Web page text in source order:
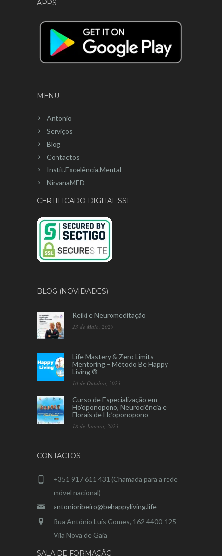
APPS
MENU
Antonio
Serviços
Blog
Contactos
Instit.Excelência.Mental
NirvanaMED
CERTIFICADO DIGITAL SSL
BLOG (NOVIDADES)
Reiki e Neuromeditação
23 de Maio, 2025
Life Mastery & Zero Limits
Mentoring – Método Be Happy
Living ®
10 de Outubro, 2023
Curso de Especialização em
Ho’oponopono, Neurociência e
Florais de Ho’oponopono
18 de Janeiro, 2023
CONTACTOS
+351 917 611 431 (Chamada para a rede
móvel nacional)
antonioribeiro@behappyliving.life
Rua António Luís Gomes, 162 4400-125
Vila Nova de Gaia
SALA DE FORMAÇÃO